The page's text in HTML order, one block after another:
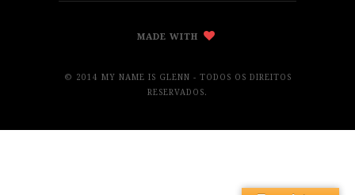
MADE WITH
© 2014 MY NAME IS GLENN - TODOS OS DIREITOS
RESERVADOS.